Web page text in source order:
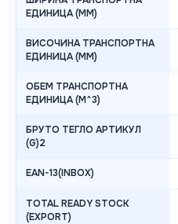
ЕДИНИЦА (MM)
ВИСОЧИНА ТРАНСПОРТНА
ЕДИНИЦА (MM)
ОБЕМ ТРАНСПОРТНА
ЕДИНИЦА (M^3)
БРУТО ТЕГЛО АРТИКУЛ
(G)2
EAN-13(INBOX)
TOTAL READY STOCK
(EXPORT)